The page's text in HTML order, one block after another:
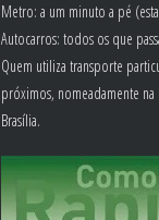
Metro: a um minuto a pé
Autocarros: todos os que
Quem utiliza transporte
próximos, nomeadamente
Brasília.